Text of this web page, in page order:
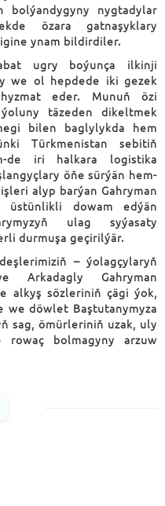
bolýandygyny nygtadylar
özara gatnaşyklary
ynam bildirdiler.
ugry boýunça ilkinji
we ol hepdede iki gezek
eder. Munuň özi
täzeden dikeltmek
bilen baglylykda hem
Türkmenistan sebitiň
de iri halkara logistika
öňe sürýän hem-
alyp barýan Gahryman
üstünlikli dowam edýän
ulag syýasaty
durmuşa geçirilýär.
– ýolagçylaryň
Arkadagly Gahryman
alkyş sözleriniň çägi ýok,
we döwlet Baştutanymyza
sag, ömürleriniň uzak, uly
bolmagyny arzuw